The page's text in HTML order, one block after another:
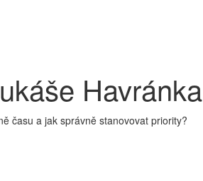
Havránka
času a jak správně stanovovat priority?